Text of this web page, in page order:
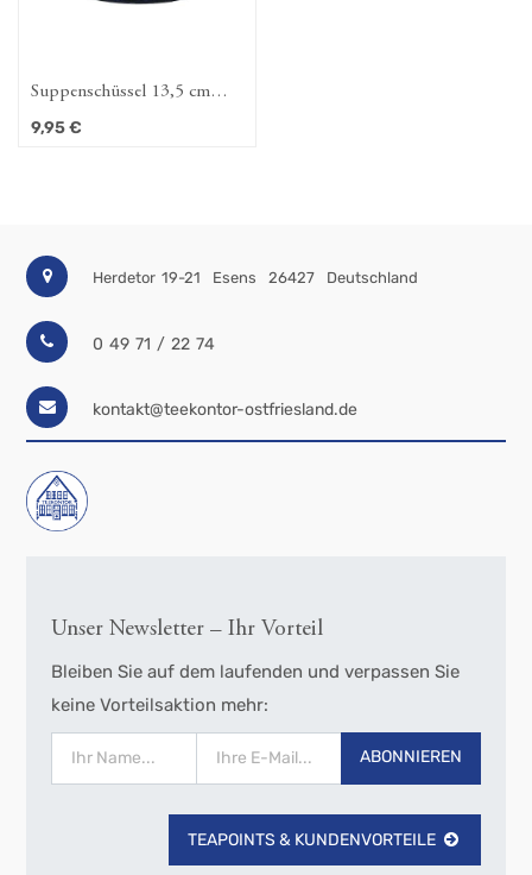
Suppenschüssel 13,5 cm
Dekor außen Dattein
9,95€
Herdetor 19-21 Esens 26427 Deutschland
0 49 71 / 22 74
kontakt@teekontor-ostfriesland.de
Unser Newsletter – Ihr Vorteil
Bleiben Sie auf dem laufenden und verpassen Sie
keine Vorteilsaktion mehr:
ABONNIEREN
TEAPOINTS & KUNDENVORTEILE